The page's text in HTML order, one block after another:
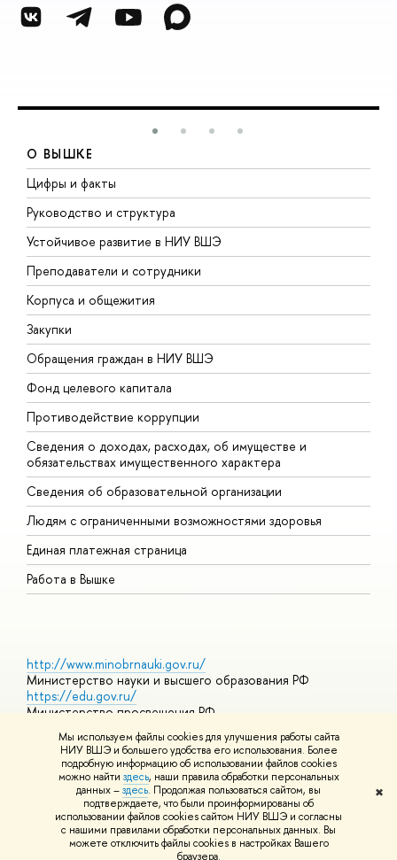
Мы используем файлы cookies для улучшения работы сайта
НИУ ВШЭ и большего удобства его использования. Более
подробную информацию об использовании файлов cookies
можно найти здесь, наши правила обработки персональных
данных –здесь. Продолжая пользоваться сайтом, вы
подтверждаете, что были проинформированы об
использовании файлов cookies сайтом НИУ ВШЭ и согласны
с нашими правилами обработки персональных данных. Вы
можете отключить файлы cookies в настройках Вашего
браузера.
✖
О ВЫШКЕ
Цифры и факты
Руководство и структура
Устойчивое развитие в НИУ ВШЭ
Преподаватели и сотрудники
Корпуса и общежития
Закупки
Обращения граждан в НИУ ВШЭ
Фонд целевого капитала
Противодействие коррупции
Сведения о доходах, расходах, об имуществе и
обязательствах имущественного характера
Сведения об образовательной организации
Людям с ограниченными возможностями здоровья
Единая платежная страница
Работа в Вышке
http://www.minobrnauki.gov.ru/
Министерство науки и высшего образования РФ
https://edu.gov.ru/
Министерство просвещения РФ
Массовые открытые онлайн-курсы
© НИУ ВШЭ 1993–2026 Адреса и контактыУсловия
использования материалов Политика конфиденциальности
Шрифты HSE Sans и HSE Slab разработаны вШколе дизайна НИУ